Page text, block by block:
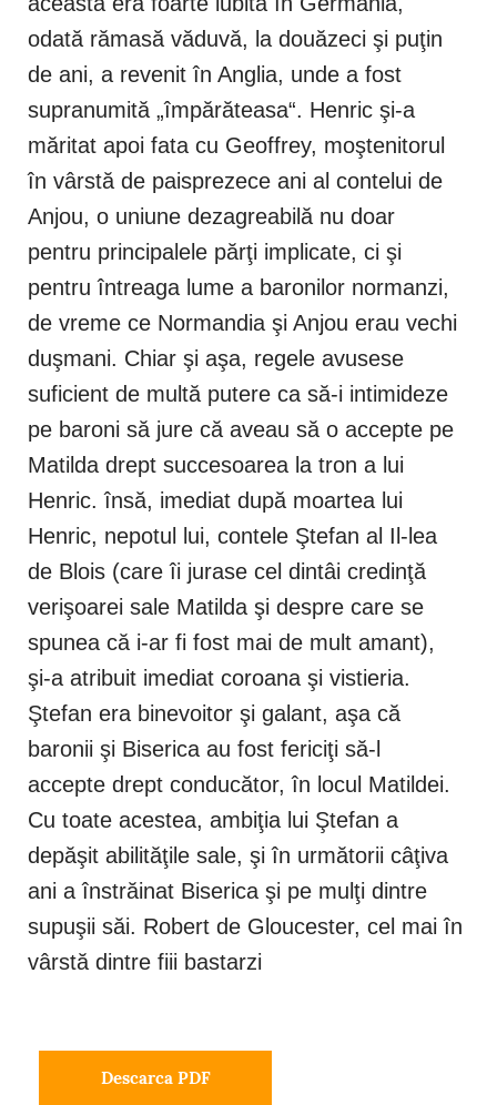
odată rămasă văduvă, la douăzeci şi puţin
de ani, a revenit în Anglia, unde a fost
supranumită „împărăteasa“. Henric şi-a
măritat apoi fata cu Geoffrey, moştenitorul
în vârstă de paisprezece ani al contelui de
Anjou, o uniune dezagreabilă nu doar
pentru principalele părţi implicate, ci şi
pentru întreaga lume a baronilor normanzi,
de vreme ce Normandia şi Anjou erau vechi
duşmani. Chiar şi aşa, regele avusese
suficient de multă putere ca să-i intimideze
pe baroni să jure că aveau să o accepte pe
Matilda drept succesoarea la tron a lui
Henric. însă, imediat după moartea lui
Henric, nepotul lui, contele Ştefan al Il-lea
de Blois (care îi jurase cel dintâi credinţă
verişoarei sale Matilda şi despre care se
spunea că i-ar fi fost mai de mult amant),
şi-a atribuit imediat coroana şi vistieria.
Ştefan era binevoitor şi galant, aşa că
baronii şi Biserica au fost fericiţi să-l
accepte drept conducător, în locul Matildei.
Cu toate acestea, ambiţia lui Ştefan a
depăşit abilităţile sale, şi în următorii câţiva
ani a înstrăinat Biserica şi pe mulţi dintre
supuşii săi. Robert de Gloucester, cel mai în
vârstă dintre fiii bastarzi
Descarca PDF